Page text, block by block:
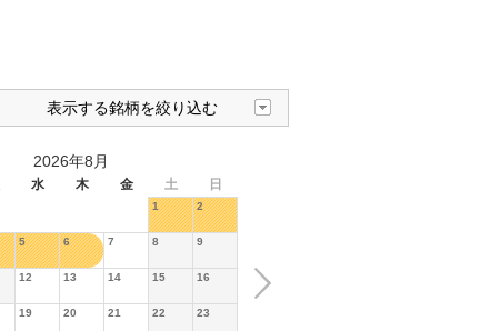
表示する銘柄を絞り込む
2026年8月
水 木 金 土 日
1 2
5 6 7 8 9
12 13 14 15 16
19 20 21 22 23